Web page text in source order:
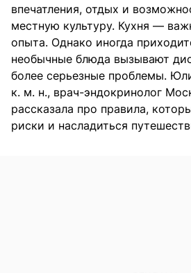
впечатления, отдых и
местную культуру. Кухня —
опыта. Однако иногда
необычные блюда вызывают
более серьезные проблемы.
к. м. н., врач-эндокринолог
рассказала про правила,
риски и насладиться